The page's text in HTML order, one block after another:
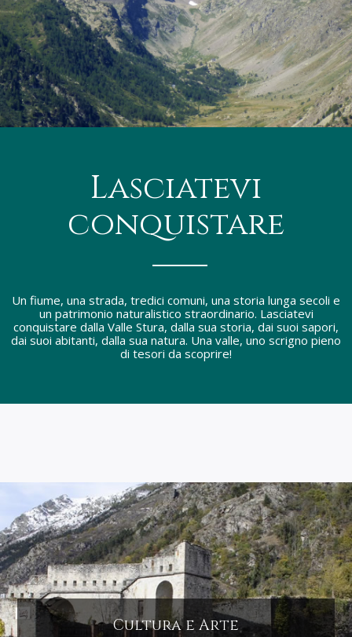
Previous Next
Lasciatevi
conquistare
Un fiume, una strada, tredici comuni, una storia lunga secoli e
un patrimonio naturalistico straordinario. Lasciatevi
conquistare dalla Valle Stura, dalla sua storia, dai suoi sapori,
dai suoi abitanti, dalla sua natura. Una valle, uno scrigno pieno
di tesori da scoprire!
Cultura e Arte